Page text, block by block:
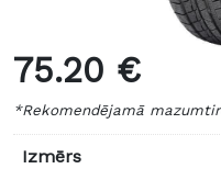
75.20 €
*Rekomendējamā
Izmērs